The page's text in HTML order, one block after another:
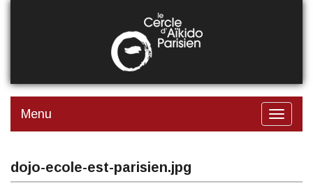
Menu
Toggle
dojo-ecole-est-parisien.jpg